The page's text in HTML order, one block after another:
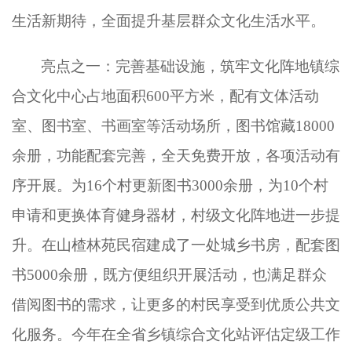
生活新期待，全面提升基层群众文化生活水平。
亮点之一：完善基础设施，筑牢文化阵地镇综
合文化中心占地面积600平方米，配有文体活动
室、图书室、书画室等活动场所，图书馆藏18000
余册，功能配套完善，全天免费开放，各项活动有
序开展。为16个村更新图书3000余册，为10个村
申请和更换体育健身器材，村级文化阵地进一步提
升。在山楂林苑民宿建成了一处城乡书房，配套图
书5000余册，既方便组织开展活动，也满足群众
借阅图书的需求，让更多的村民享受到优质公共文
化服务。今年在全省乡镇综合文化站评估定级工作